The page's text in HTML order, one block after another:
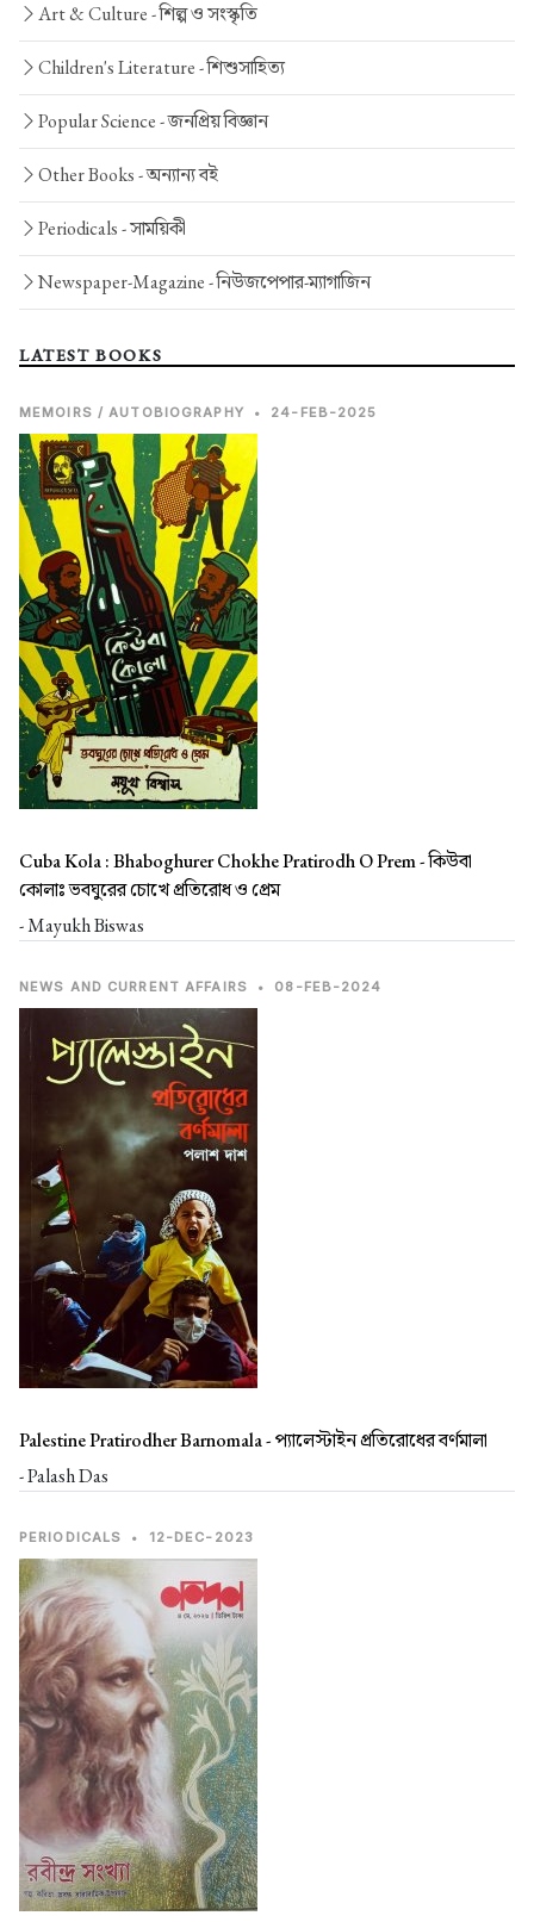
Art & Culture -শিল্প ও সংস্কৃতি
Children's Literature -শিশুসাহিত্য
Popular Science -জনপ্রিয় বিজ্ঞান
Other Books -অন্যান্য বই
Periodicals -সাময়িকী
Newspaper-Magazine -নিউজপেপার-ম্যাগাজিন
LATEST BOOKS
MEMOIRS / AUTOBIOGRAPHY • 24-FEB-2025
Cuba Kola : Bhaboghurer Chokhe Pratirodh O Prem -কিউবা
কোলাঃ ভবঘুরের চোখে প্রতিরোধ ও প্রেম
- Mayukh Biswas
NEWS AND CURRENT AFFAIRS • 08-FEB-2024
Palestine Pratirodher Barnomala -প্যালেস্টাইন প্রতিরোধের বর্ণমালা
- Palash Das
PERIODICALS • 12-DEC-2023